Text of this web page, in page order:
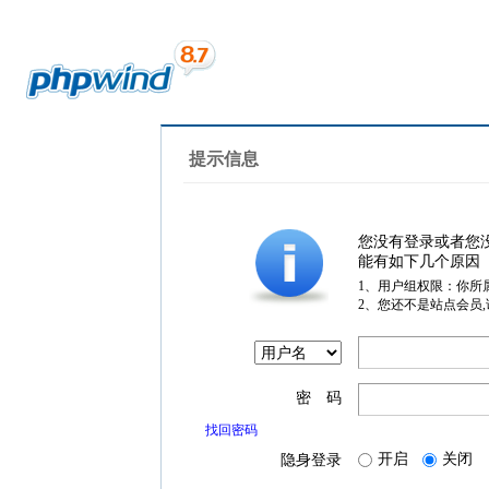
提示信息
您没有登录或者您
能有如下几个原因
1、用户组权限：你所
2、您还不是站点会员
密 码
找回密码
隐身登录 开启 关闭